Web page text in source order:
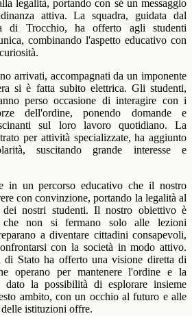
legalità, portando con sé un messaggio
attiva. La squadra, guidata dal
di Trocchio, ha offerto agli studenti
combinando l'aspetto educativo con
arrivati, accompagnati da un imponente
si è fatta subito elettrica. Gli studenti,
perso occasione di interagire con i
dell'ordine, ponendo domande e
sul loro lavoro quotidiano. La
per attività specializzate, ha aggiunto
suscitando grande interesse e
in un percorso educativo che il nostro
con convinzione, portando la legalità al
dei nostri studenti. Il nostro obiettivo è
che non si fermano solo alle lezioni
a diventare cittadini consapevoli,
con la società in modo attivo.
Stato ha offerto una visione diretta di
operano per mantenere l'ordine e la
dato la possibilità di esplorare insieme
ambito, con un occhio al futuro e alle
istituzioni offre.